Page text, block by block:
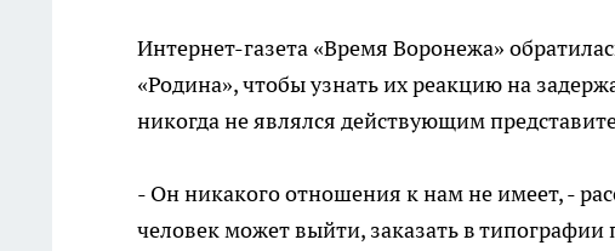
Интернет-газета «Время Воронежа»
«Родина», чтобы узнать их реакцию на
никогда не являлся действующим
- Он никакого отношения к нам не имеет, -
человек может выйти, заказать в